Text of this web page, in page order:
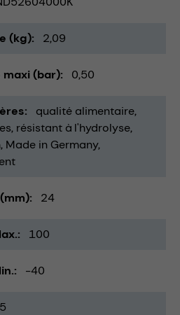
(kg) 2,09
maxi (bar) 0,50
qualité alimentaire
résistant à l'hydrolyse
Made in Germany
24
100
-40